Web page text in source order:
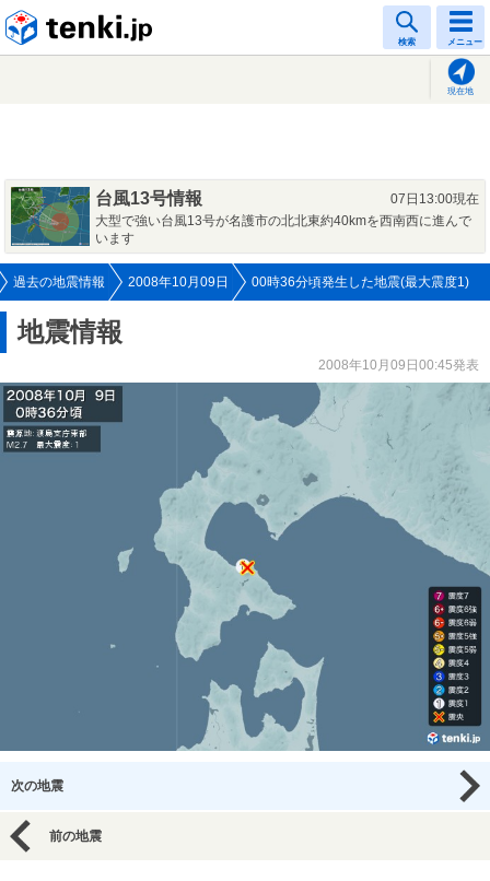
検索 メニュー
現在地
台風13号情報
07日13:00現在
大型で強い台風13号が名護市の北北東約40kmを西南西に進んで
います
過去の地震情報 2008年10月09日 00時36分頃発生した地震(最大震度1)
地震情報
2008年10月09日00:45発表
次の地震
前の地震